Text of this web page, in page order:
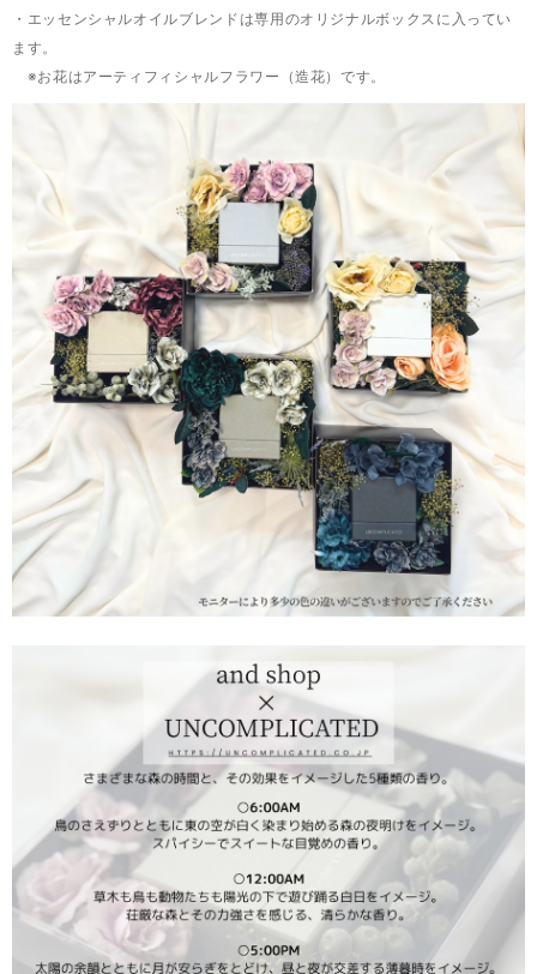
・エッセンシャルオイルブレンドは専用のオリジナルボックスに入ってい
ます。
※お花はアーティフィシャルフラワー（造花）です。